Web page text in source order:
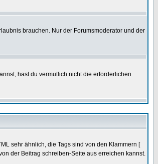
brauchen. Nur der Forumsmoderator und der
hast du vermutlich nicht die erforderlichen
sehr ähnlich, die Tags sind von den Klammern [
der Beitrag schreiben-Seite aus erreichen kannst.